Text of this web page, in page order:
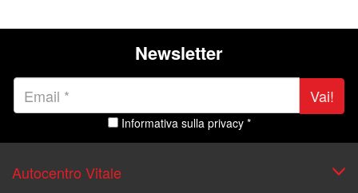
Newsletter
Vai!
Informativa sulla privacy *
Autocentro Vitale